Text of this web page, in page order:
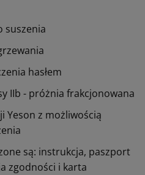
suszenia
hasłem
IIb - próżnia frakcjonowana
Yeson z możliwością
są: instrukcja, paszport
zgodności i karta